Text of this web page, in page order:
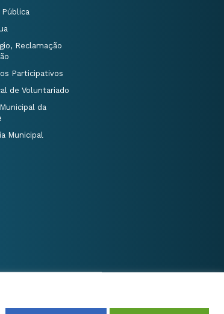
Reclamação
Participativos
de Voluntariado
da
Municipal